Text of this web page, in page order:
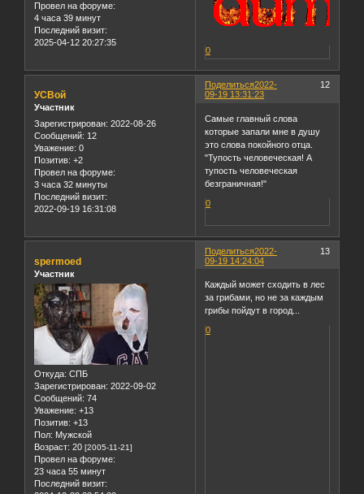
Провел на форуме:
4 часа 39 минут
Последний визит:
2025-04-12 20:27:35
0
Поделиться 12
2022-
09-19 13:31:23
УСВой
Участник
Зарегистрирован: 2022-08-26
Сообщений: 12
Уважение: 0
Позитив: +2
Провел на форуме:
3 часа 32 минуты
Последний визит:
2022-09-19 16:31:08
Самые главный слова
которые запали мне в душу
это слова покойного отца.
"Тупость человеческая! А
тупость человеческая
безграничная!"
0
Поделиться 13
2022-
09-19 14:24:04
spermoed
Участник
Откуда: СПБ
Зарегистрирован: 2022-09-02
Сообщений: 74
Уважение: +13
Позитив: +13
Пол: Мужской
Возраст: 20 [2005-11-21]
Провел на форуме:
23 часа 55 минут
Последний визит:
Каждый может сходить в лес
за грибами, но не за каждым
грибы пойдут в город...
0